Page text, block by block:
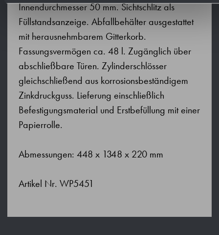
Innendurchmesser 50 mm. Sichtschlitz als
Füllstandsanzeige. Abfallbehälter ausgestattet
mit herausnehmbarem Gitterkorb.
Fassungsvermögen ca. 48 l. Zugänglich über
abschließbare Türen. Zylinderschlösser
gleichschließend aus korrosionsbeständigem
Zinkdruckguss. Lieferung einschließlich
Befestigungsmaterial und Erstbefüllung mit einer
Papierrolle.
Abmessungen: 448 x 1348 x 220 mm
Artikel Nr. WP5451